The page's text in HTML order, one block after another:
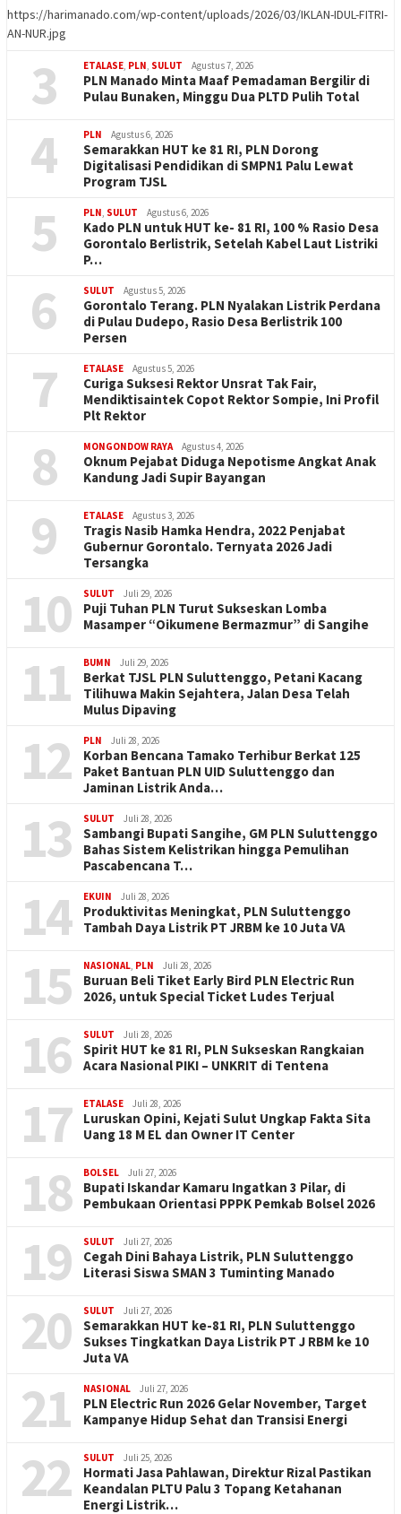
https://harimanado.com/wp-content/uploads/2026/03/IKLAN-IDUL-FITRI-
AN-NUR.jpg
3 ETALASE PLN SULUT Agustus 7, 2026
PLN Manado Minta Maaf Pemadaman Bergilir di
Pulau Bunaken, Minggu Dua PLTD Pulih Total
4 PLN Agustus 6, 2026
Semarakkan HUT ke 81 RI, PLN Dorong
Digitalisasi Pendidikan di SMPN1 Palu Lewat
Program TJSL
5 PLN SULUT Agustus 6, 2026
Kado PLN untuk HUT ke- 81 RI, 100 % Rasio Desa
Gorontalo Berlistrik, Setelah Kabel Laut Listriki
P…
6 SULUT Agustus 5, 2026
Gorontalo Terang. PLN Nyalakan Listrik Perdana
di Pulau Dudepo, Rasio Desa Berlistrik 100
Persen
7 ETALASE Agustus 5, 2026
Curiga Suksesi Rektor Unsrat Tak Fair,
Mendiktisaintek Copot Rektor Sompie, Ini Profil
Plt Rektor
8 MONGONDOW RAYA Agustus 4, 2026
Oknum Pejabat Diduga Nepotisme Angkat Anak
Kandung Jadi Supir Bayangan
9 ETALASE Agustus 3, 2026
Tragis Nasib Hamka Hendra, 2022 Penjabat
Gubernur Gorontalo. Ternyata 2026 Jadi
Tersangka
10 SULUT Juli 29, 2026
Puji Tuhan PLN Turut Sukseskan Lomba
Masamper “Oikumene Bermazmur” di Sangihe
11 BUMN Juli 29, 2026
Berkat TJSL PLN Suluttenggo, Petani Kacang
Tilihuwa Makin Sejahtera, Jalan Desa Telah
Mulus Dipaving
12 PLN Juli 28, 2026
Korban Bencana Tamako Terhibur Berkat 125
Paket Bantuan PLN UID Suluttenggo dan
Jaminan Listrik Anda…
13 SULUT Juli 28, 2026
Sambangi Bupati Sangihe, GM PLN Suluttenggo
Bahas Sistem Kelistrikan hingga Pemulihan
Pascabencana T…
14 EKUIN Juli 28, 2026
Produktivitas Meningkat, PLN Suluttenggo
Tambah Daya Listrik PT JRBM ke 10 Juta VA
15 NASIONAL PLN Juli 28, 2026
Buruan Beli Tiket Early Bird PLN Electric Run
2026, untuk Special Ticket Ludes Terjual
16 SULUT Juli 28, 2026
Spirit HUT ke 81 RI, PLN Sukseskan Rangkaian
Acara Nasional PIKI – UNKRIT di Tentena
17 ETALASE Juli 28, 2026
Luruskan Opini, Kejati Sulut Ungkap Fakta Sita
Uang 18 M EL dan Owner IT Center
18 BOLSEL Juli 27, 2026
Bupati Iskandar Kamaru Ingatkan 3 Pilar, di
Pembukaan Orientasi PPPK Pemkab Bolsel 2026
19 SULUT Juli 27, 2026
Cegah Dini Bahaya Listrik, PLN Suluttenggo
Literasi Siswa SMAN 3 Tuminting Manado
20 SULUT Juli 27, 2026
Semarakkan HUT ke-81 RI, PLN Suluttenggo
Sukses Tingkatkan Daya Listrik PT J RBM ke 10
Juta VA
21 NASIONAL Juli 27, 2026
PLN Electric Run 2026 Gelar November, Target
Kampanye Hidup Sehat dan Transisi Energi
22 SULUT Juli 25, 2026
Hormati Jasa Pahlawan, Direktur Rizal Pastikan
Keandalan PLTU Palu 3 Topang Ketahanan
Energi Listrik…